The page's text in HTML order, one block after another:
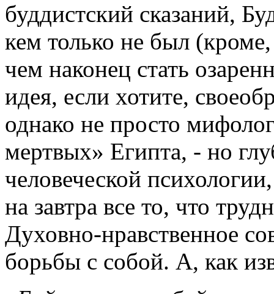
буддистский сказаний,
кем только не был
чем наконец стать
идея, если хотите,
однако не просто
мертвых» Египта, - но
человеческой
на завтра все то, что
Духовно-нравственное
борьбы с собой. А, как